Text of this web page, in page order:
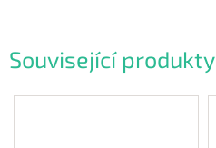
Související produkty